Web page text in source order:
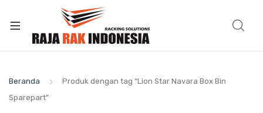
Beranda
Produk dengan tag “Lion Star Navara Box Bin
Sparepart”